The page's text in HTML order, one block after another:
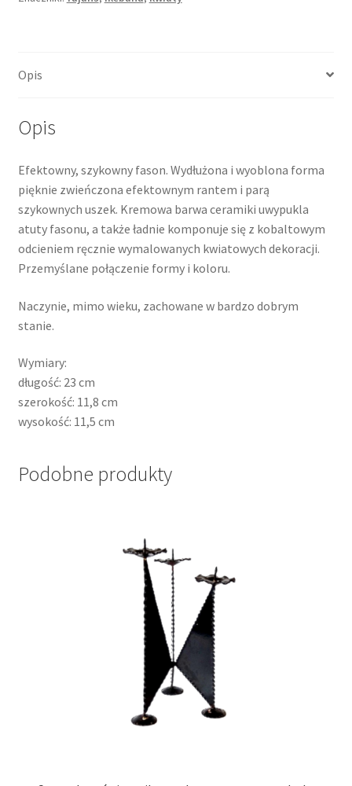
Opis
Opis
Efektowny, szykowny fason. Wydłużona i wyoblona forma
pięknie zwieńczona efektownym rantem i parą
szykownych uszek. Kremowa barwa ceramiki uwypukla
atuty fasonu, a także ładnie komponuje się z kobaltowym
odcieniem ręcznie wymalowanych kwiatowych dekoracji.
Przemyślane połączenie formy i koloru.
Naczynie, mimo wieku, zachowane w bardzo dobrym
stanie.
Wymiary:
długość: 23 cm
szerokość: 11,8 cm
wysokość: 11,5 cm
Podobne produkty